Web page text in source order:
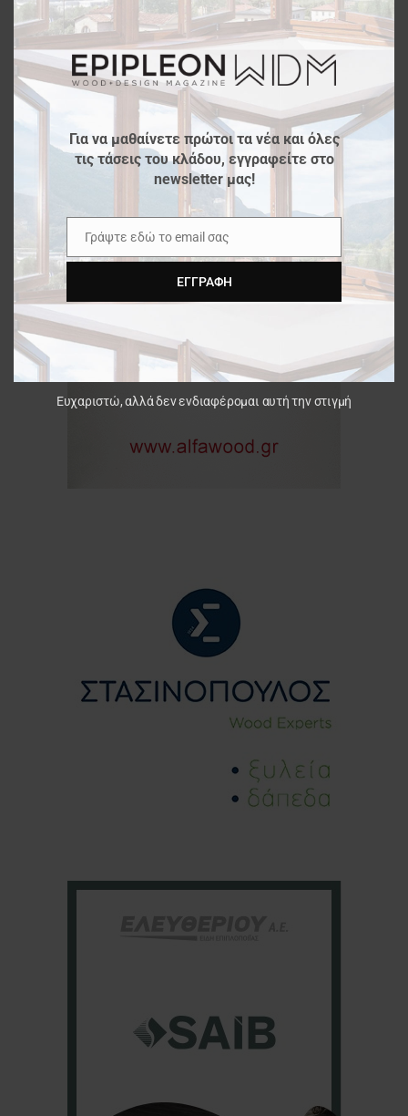
Για να μαθαίνετε πρώτοι τα νέα και όλες
τις τάσεις του κλάδου, εγγραφείτε στο
newsletter μας!
Email
Γράψτε εδώ το email σας
ΕΓΓΡΑΦΉ
Ευχαριστώ, αλλά δεν ενδιαφέρομαι αυτή την στιγμή